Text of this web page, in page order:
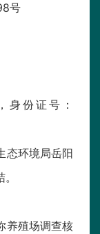
号
身份证号：
态环境局岳阳
终结。
养殖场调查核